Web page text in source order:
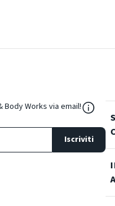
Works via email!
Iscriviti